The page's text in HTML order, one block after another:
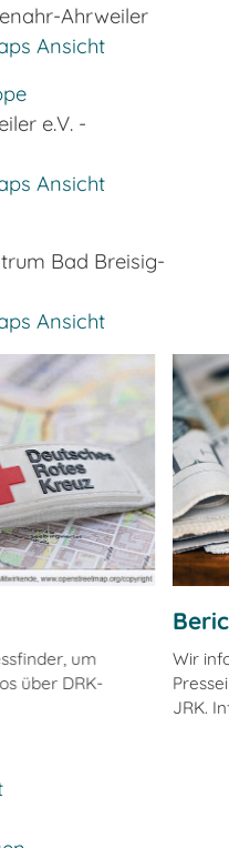
Ahrweiler
Ansicht
e.V. -
Ansicht
Bad Breisig-
Ansicht
um
über DRK-
Wir
JRK.